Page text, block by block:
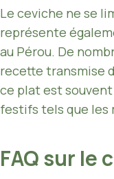
Le ceviche ne se
représente
au Pérou. De
recette transmise
ce plat est
festifs tels que les
FAQ sur le